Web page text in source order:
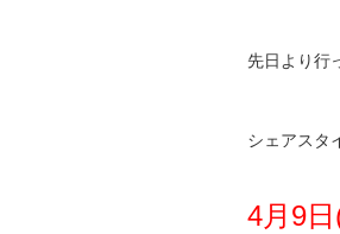
先日より行
シェアスタ
4月9